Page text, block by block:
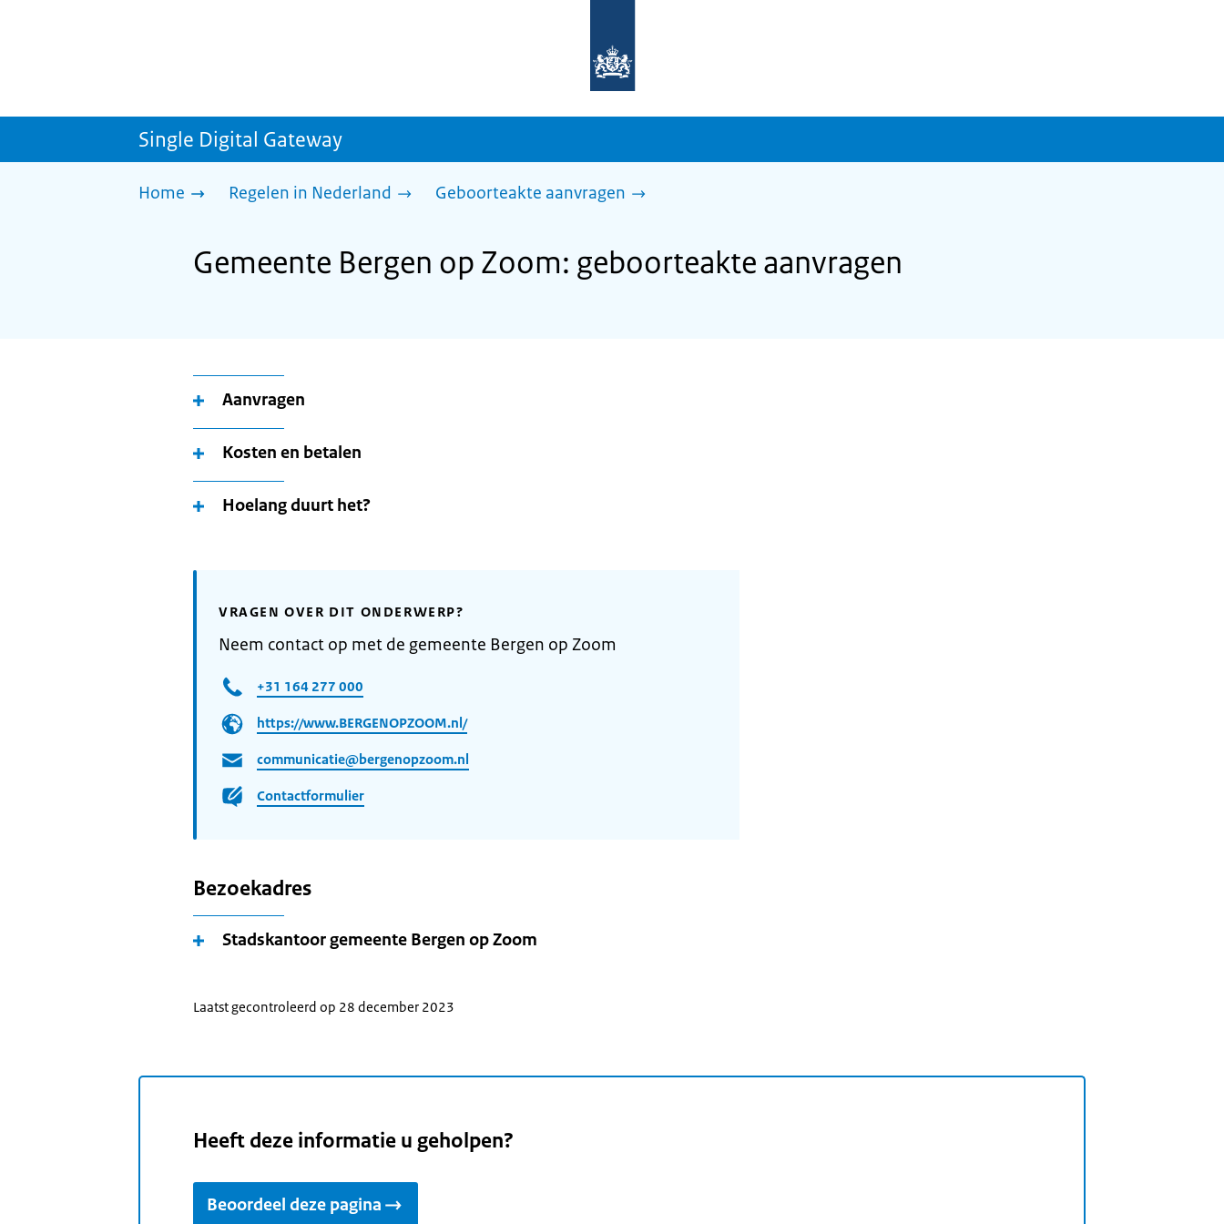
homepage
sdg.rijksoverheid.nl
Single Digital Gateway
Home Regelen in Nederland Geboorteakte aanvragen
Gemeente Bergen op Zoom: geboorteakte aanvragen
Aanvragen
Kosten en betalen
Hoelang duurt het?
VRAGEN OVER DIT ONDERWERP?
Neem contact op met de gemeente Bergen op Zoom
+31 164 277 000
https://www.BERGENOPZOOM.nl/
communicatie@bergenopzoom.nl
Contactformulier
Bezoekadres
Stadskantoor gemeente Bergen op Zoom
Laatst gecontroleerd op 28 december 2023
Heeft deze informatie u geholpen?
Beoordeel deze pagina